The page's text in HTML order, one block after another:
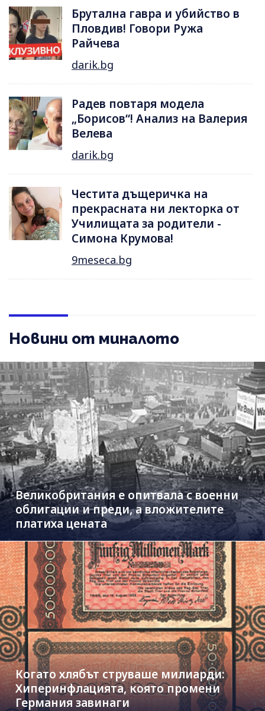
Брутална гавра и убийство в
Пловдив! Говори Ружа
Райчева
darik.bg
Радев повтаря модела
„Борисов“! Анализ на Валерия
Велева
darik.bg
Честита дъщеричка на
прекрасната ни лекторка от
Училищата за родители -
Симона Крумова!
9meseca.bg
Новини от миналото
Великобритания е опитвала с военни
облигации и преди, а вложителите
платиха цената
Когато хлябът струваше милиарди:
Хиперинфлацията, която промени
Германия завинаги